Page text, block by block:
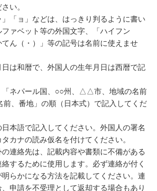
い。
」「ョ」などは、はっきり判るように書い
ァベット等の外国文字、「ハイフン
てん（・）」等の記号は名前に使えませ
日は和暦で、外国人の生年月日は西暦で記
「ネパール国、○○州、△△市、地域の名前
前、番地」の順（日本式）で記入してくだ
日本語で記入してください。外国人の署名
カナの読み仮名を付けてください。
の連絡先は、記載内容や書類に不備がある
するために使用します。必ず連絡が付く
らかになる方法を記載してください。連
申請を不受理として返却する場合もあり